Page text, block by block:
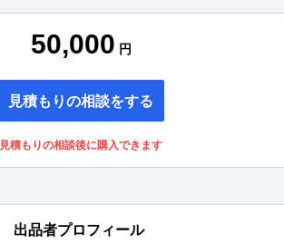
50,000 円
見積もりの相談をする
見積もりの相談後に購入できます
出品者プロフィール